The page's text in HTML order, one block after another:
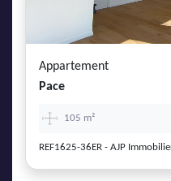
Appartement
Pace
105 m²
REF1625-36ER - AJP